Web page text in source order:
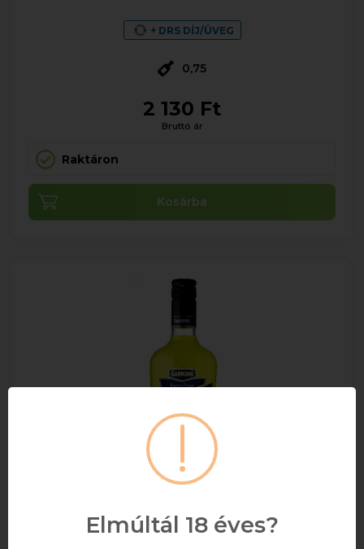
+ DRS DÍJ/ÜVEG
0,75
2 130 Ft
Bruttó ár
Raktáron
Kosárba
Elmúltál 18 éves?